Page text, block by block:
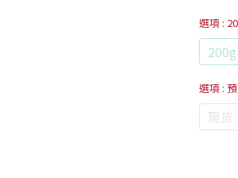
選項 :
200g
選項 :
現貨